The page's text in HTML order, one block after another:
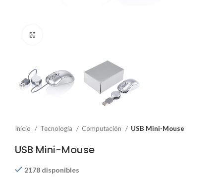
Inicio Tecnologia Computación USB Mini-Mouse
USB Mini-Mouse
2178 disponibles